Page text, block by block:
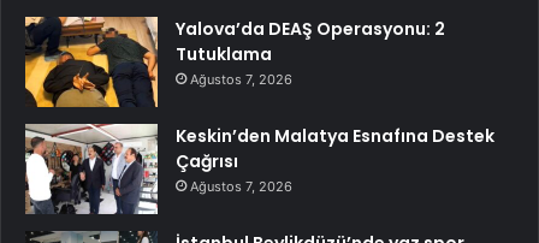
Yalova’da DEAŞ Operasyonu: 2
Tutuklama
Ağustos 7, 2026
Keskin’den Malatya Esnafına Destek
Çağrısı
Ağustos 7, 2026